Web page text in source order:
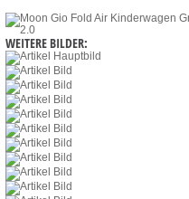
WEITERE BILDER: